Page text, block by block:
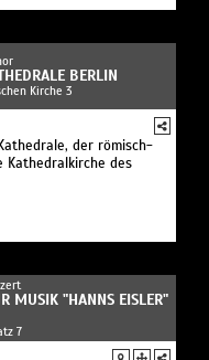
BERLIN
Kirche 3
der römisch-
Kathedralkirche des
MUSIK "HANNS EISLER"
7